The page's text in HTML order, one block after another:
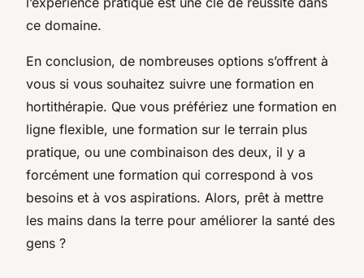
ce domaine.
En conclusion, de nombreuses options s’offrent à
vous si vous souhaitez suivre une formation en
hortithérapie. Que vous préfériez une formation en
ligne flexible, une formation sur le terrain plus
pratique, ou une combinaison des deux, il y a
forcément une formation qui correspond à vos
besoins et à vos aspirations. Alors, prêt à mettre
les mains dans la terre pour améliorer la santé des
gens ?